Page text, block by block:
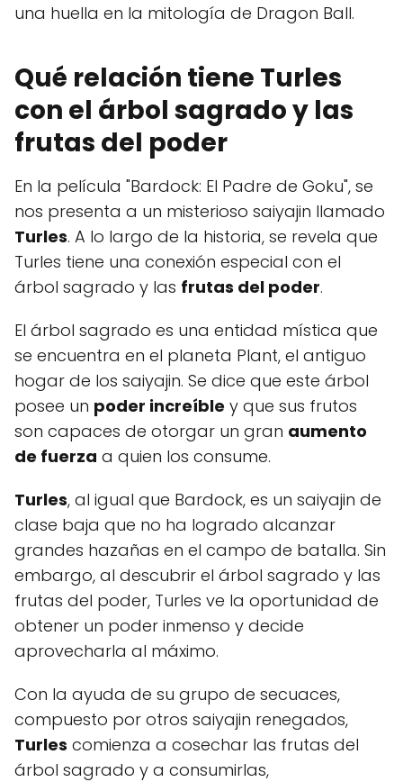
una huella en la mitología de Dragon Ball.
Qué relación tiene Turles
con el árbol sagrado y las
frutas del poder
En la película "Bardock: El Padre de Goku", se
nos presenta a un misterioso saiyajin llamado
Turles. A lo largo de la historia, se revela que
Turles tiene una conexión especial con el
árbol sagrado y las frutas del poder.
El árbol sagrado es una entidad mística que
se encuentra en el planeta Plant, el antiguo
hogar de los saiyajin. Se dice que este árbol
posee un poder increíble y que sus frutos
son capaces de otorgar un gran aumento
de fuerza a quien los consume.
Turles, al igual que Bardock, es un saiyajin de
clase baja que no ha logrado alcanzar
grandes hazañas en el campo de batalla. Sin
embargo, al descubrir el árbol sagrado y las
frutas del poder, Turles ve la oportunidad de
obtener un poder inmenso y decide
aprovecharla al máximo.
Con la ayuda de su grupo de secuaces,
compuesto por otros saiyajin renegados,
Turles comienza a cosechar las frutas del
árbol sagrado y a consumirlas,